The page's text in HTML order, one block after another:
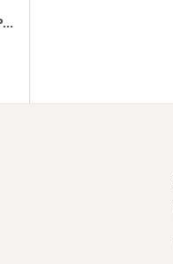
Consultorio 403 Torre B HOSPITAL ARANDA DE LA PARRA